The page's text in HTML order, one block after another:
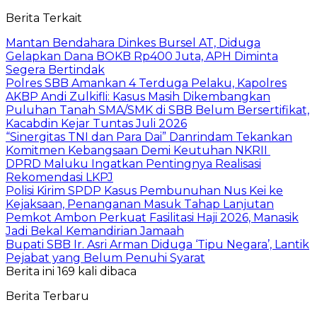
Berita Terkait
Mantan Bendahara Dinkes Bursel AT, Diduga
Gelapkan Dana BOKB Rp400 Juta, APH Diminta
Segera Bertindak
Polres SBB Amankan 4 Terduga Pelaku, Kapolres
AKBP Andi Zulkifli: Kasus Masih Dikembangkan
Puluhan Tanah SMA/SMK di SBB Belum Bersertifikat,
Kacabdin Kejar Tuntas Juli 2026
“Sinergitas TNI dan Para Dai” Danrindam Tekankan
Komitmen Kebangsaan Demi Keutuhan NKRII ‎
DPRD Maluku Ingatkan Pentingnya Realisasi
Rekomendasi LKPJ
Polisi Kirim SPDP Kasus Pembunuhan Nus Kei ke
Kejaksaan, Penanganan Masuk Tahap Lanjutan
Pemkot Ambon Perkuat Fasilitasi Haji 2026, Manasik
Jadi Bekal Kemandirian Jamaah
Bupati SBB Ir. Asri Arman Diduga ‘Tipu Negara’, Lantik
Pejabat yang Belum Penuhi Syarat
Berita ini 169 kali dibaca
Berita Terbaru